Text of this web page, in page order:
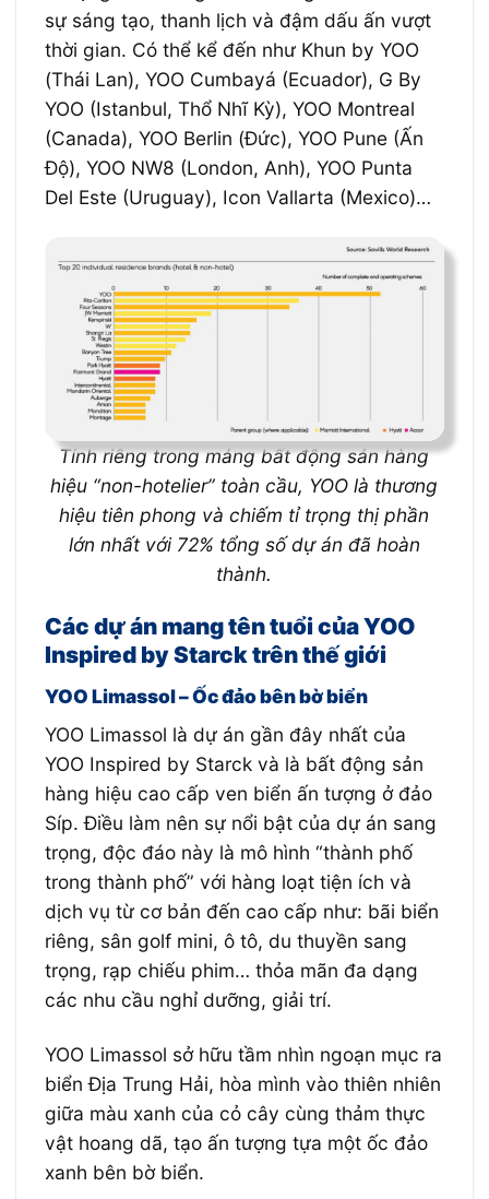
sự sáng tạo, thanh lịch và đậm dấu ấn vượt
thời gian. Có thể kể đến như Khun by YOO
(Thái Lan), YOO Cumbayá (Ecuador), G By
YOO (Istanbul, Thổ Nhĩ Kỳ), YOO Montreal
(Canada), YOO Berlin (Đức), YOO Pune (Ấn
Độ), YOO NW8 (London, Anh), YOO Punta
Del Este (Uruguay), Icon Vallarta (Mexico)…
Tính riêng trong mảng bất động sản hàng
hiệu “non-hotelier” toàn cầu, YOO là thương
hiệu tiên phong và chiếm tỉ trọng thị phần
lớn nhất với 72% tổng số dự án đã hoàn
thành.
Các dự án mang tên tuổi của YOO
Inspired by Starck trên thế giới
YOO Limassol – Ốc đảo bên bờ biển
YOO Limassol là dự án gần đây nhất của
YOO Inspired by Starck và là bất động sản
hàng hiệu cao cấp ven biển ấn tượng ở đảo
Síp. Điều làm nên sự nổi bật của dự án sang
trọng, độc đáo này là mô hình “thành phố
trong thành phố” với hàng loạt tiện ích và
dịch vụ từ cơ bản đến cao cấp như: bãi biển
riêng, sân golf mini, ô tô, du thuyền sang
trọng, rạp chiếu phim… thỏa mãn đa dạng
các nhu cầu nghỉ dưỡng, giải trí.
YOO Limassol sở hữu tầm nhìn ngoạn mục ra
biển Địa Trung Hải, hòa mình vào thiên nhiên
giữa màu xanh của cỏ cây cùng thảm thực
vật hoang dã, tạo ấn tượng tựa một ốc đảo
xanh bên bờ biển.